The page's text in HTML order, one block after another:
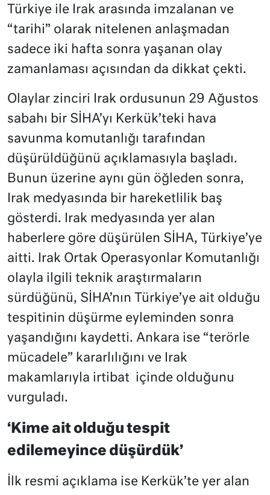
Türkiye ile Irak arasında imzalanan ve
“tarihi” olarak nitelenen anlaşmadan
sadece iki hafta sonra yaşanan olay
zamanlaması açısından da dikkat çekti.
Olaylar zinciri Irak ordusunun 29 Ağustos
sabahı bir SİHA’yı Kerkük’teki hava
savunma komutanlığı tarafından
düşürüldüğünü açıklamasıyla başladı.
Bunun üzerine aynı gün öğleden sonra,
Irak medyasında bir hareketlilik baş
gösterdi. Irak medyasında yer alan
haberlere göre düşürülen SİHA, Türkiye’ye
aitti. Irak Ortak Operasyonlar Komutanlığı
olayla ilgili teknik araştırmaların
sürdüğünü, SİHA’nın Türkiye’ye ait olduğu
tespitinin düşürme eyleminden sonra
yaşandığını kaydetti. Ankara ise “terörle
mücadele” kararlılığını ve Irak
makamlarıyla irtibat içinde olduğunu
vurguladı.
‘Kime ait olduğu tespit
edilemeyince düşürdük’
İlk resmi açıklama ise Kerkük’te yer alan